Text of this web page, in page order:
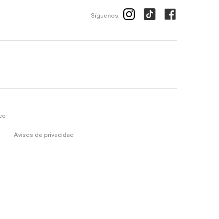
Síguenos:
Avisos de privacidad